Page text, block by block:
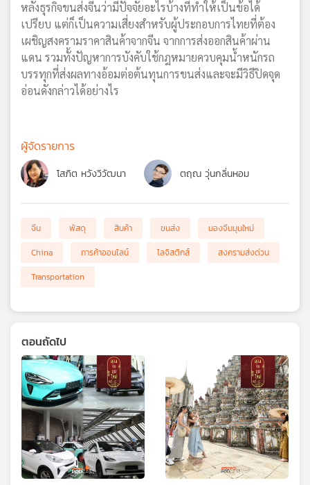
หลังธุรกิจขนส่งจีนว่ามีปัจจัยอะไรบ้างที่ทำให้เป็นข้อได้
เปรียบ แต่ก็เป็นความเสี่ยงสำหรับผู้ประกอบการไทยที่ต้อง
เผชิญสงครามราคาสินค้าจากจีน จากการส่งออกสินค้าผ่าน
แดน รวมทั้งปัญหาการบังคับใช้กฎหมายควบคุมน้ำหนักรถ
บรรทุกที่ส่งผลทางอ้อมต่อต้นทุนการขนส่งและจะมีวิธีปิดจุด
อ่อนดังกล่าวได้อย่างไร
ผู้จัดรายการ
โสภิต หวังวิวัฒนา ตฤณ วุ่นกลิ่นหอม
จีน พัสดุ สินค้า ขนส่ง
มองจีนมุมใหม่
China
การค้าออนไลน์ โลจิสติกส์
สงครามส่งด่วน
Transportation
ตอนถัดไป